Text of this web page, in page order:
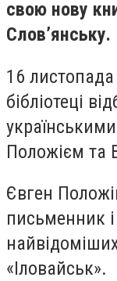
свою нову
Слов’янську.
16 листопада
бібліотеці
Положієм та
Євген
письменник і
«Іловайськ».